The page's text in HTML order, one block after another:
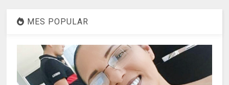
MES POPULAR